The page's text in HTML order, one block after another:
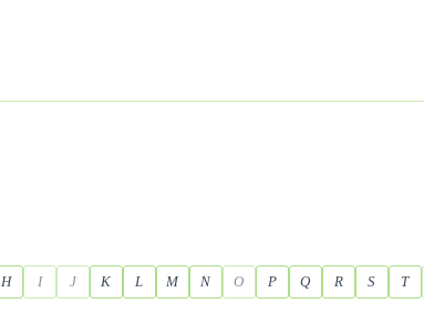
H I J K L M N O P Q R S T